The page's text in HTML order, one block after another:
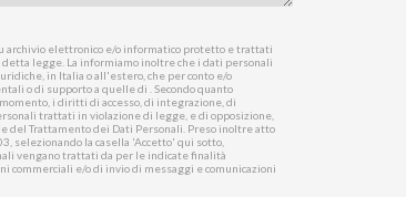
archivio elettronico e/o informatico protetto e trattati
legge. La informiamo inoltre che i dati personali
in Italia o all'estero, che per conto e/o
o di supporto a quelle di . Secondo quanto
i diritti di accesso, di integrazione, di
trattati in violazione di legge, e di opposizione,
del Trattamento dei Dati Personali. Preso inoltre atto
selezionando la casella 'Accetto' qui sotto,
vengano trattati da per le indicate finalità
e/o di invio di messaggi e comunicazioni